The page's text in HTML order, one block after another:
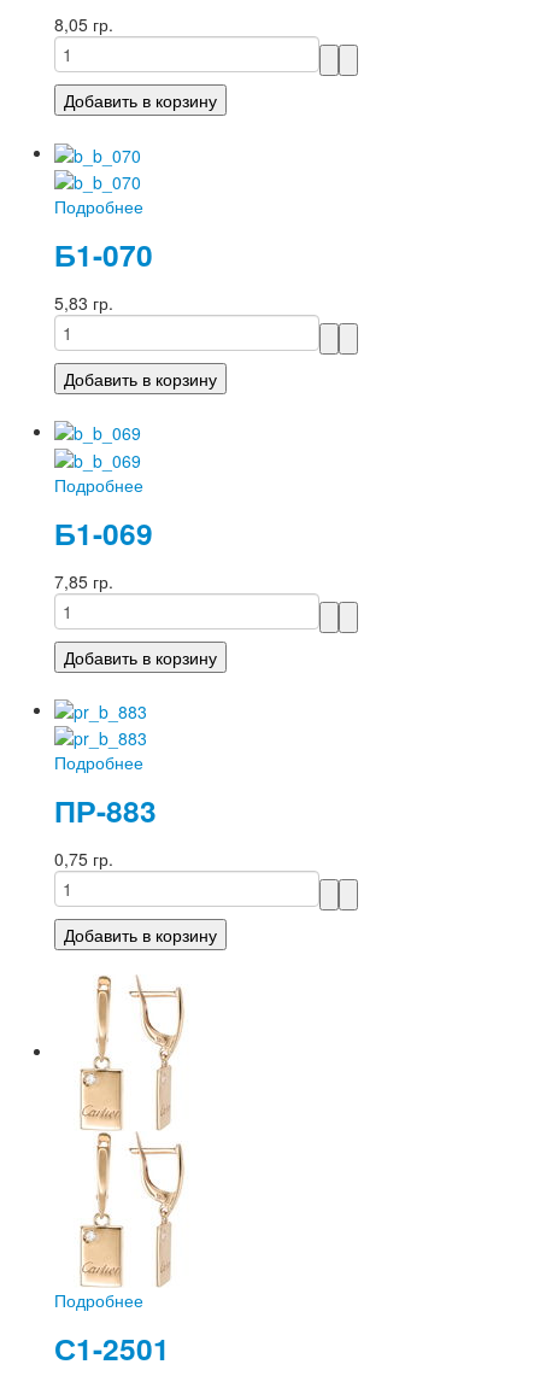
8,05 гр.
Подробнее
Б1-070
5,83 гр.
Подробнее
Б1-069
7,85 гр.
Подробнее
ПР-883
0,75 гр.
Подробнее
С1-2501